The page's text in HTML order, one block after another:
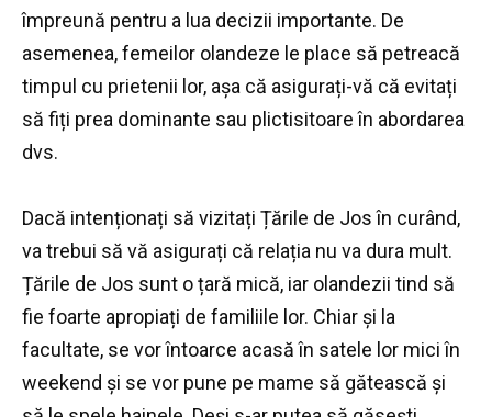
împreună pentru a lua decizii importante. De
asemenea, femeilor olandeze le place să petreacă
timpul cu prietenii lor, așa că asigurați-vă că evitați
să fiți prea dominante sau plictisitoare în abordarea
dvs.
Dacă intenționați să vizitați Țările de Jos în curând,
va trebui să vă asigurați că relația nu va dura mult.
Țările de Jos sunt o țară mică, iar olandezii tind să
fie foarte apropiați de familiile lor. Chiar și la
facultate, se vor întoarce acasă în satele lor mici în
weekend și se vor pune pe mame să gătească și